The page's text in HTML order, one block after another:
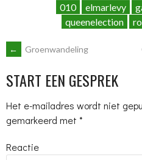
010 elmarlevy
queenelection
← Groenwandeling
START EEN GESPREK
Het e-mailadres wordt niet
gemarkeerd met *
Reactie